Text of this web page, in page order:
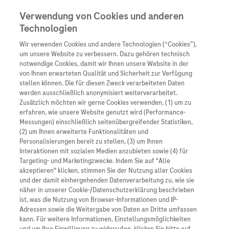
Unternehmen
Übersicht
Wer wir sind
Was uns antreibt
Unsere Standorte
Roche Stories
Events
Innovation
Übersicht
Forschung
Personalisierte
Digitalisierung
Blog Zukunftslabor
Übersicht
Unser Service für
Informationen zu
Diagnostik ist
Klinische Studien
Arzneimittel
Übersicht
Arzneimittel A-Z
Roche Pipeline
Roche Fachportal
Diagnostik
Kontakt
Presse
Karriere
Verwendung von Cookies und anderen
Technologien
Wir verwenden Cookies und andere Technologien (“Cookies”),
um unsere Website zu verbessern. Dazu gehören technisch
notwendige Cookies, damit wir Ihnen unsere Website in der
von Ihnen erwarteten Qualität und Sicherheit zur Verfügung
stellen können. Die für diesen Zweck verarbeiteten Daten
werden ausschließlich anonymisiert weiterverarbeitet.
Zusätzlich möchten wir gerne Cookies verwenden, (1) um zu
erfahren, wie unsere Website genutzt wird (Performance-
Messungen) einschließlich seitenübergreifender Statistiken,
(2) um Ihnen erweiterte Funktionalitäten und
Personalisierungen bereit zu stellen, (3) um Ihnen
Interaktionen mit sozialen Medien anzubieten sowie (4) für
Targeting- und Marketingzwecke. Indem Sie auf "Alle
akzeptieren" klicken, stimmen Sie der Nutzung aller Cookies
und der damit einhergehenden Datenverarbeitung zu, wie sie
näher in unserer Cookie-/Datenschutzerklärung beschrieben
ist, was die Nutzung von Browser-Informationen und IP-
Adressen sowie die Weitergabe von Daten an Dritte umfassen
kann. Für weitere Informationen, Einstellungsmöglichkeiten